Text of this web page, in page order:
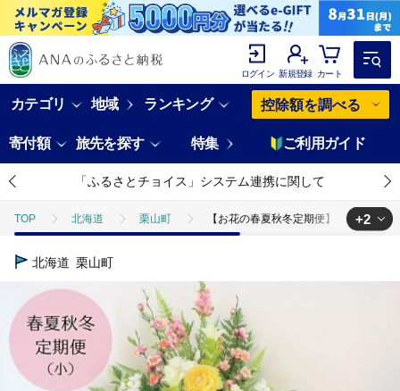
ログイン 新規登録 カート
カテゴリ 地域 ランキング 控除額を調べる
寄付額 旅先を探す 特集 ご利用ガイド
「ふるさとチョイス」システム連携に関して
TOP 北海道 栗山町 【お花の春夏秋冬定期便】アーティフ
TOP
花・観葉植物
+2
北海道 栗山町